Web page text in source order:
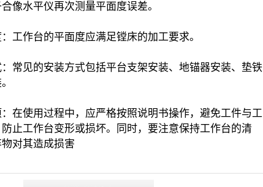
像水平仪再次测量平面度误差。
工作台的平面度应满足镗床的加工要求。
常见的安装方式包括平台支架安装、地锚器安装、垫铁
在使用过程中，应严格按照说明书操作，避免工件与工
止工作台变形或损坏。同时，要注意保持工作台的清
对其造成损害‌